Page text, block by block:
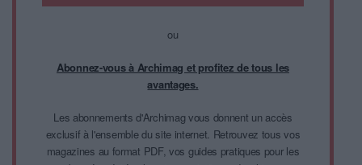
ou
Abonnez-vous à Archimag et profitez de tous les
avantages.
Les abonnements d'Archimag vous donnent un accès
exclusif à l'ensemble du site internet. Retrouvez tous vos
magazines au format PDF, vos guides pratiques pour les